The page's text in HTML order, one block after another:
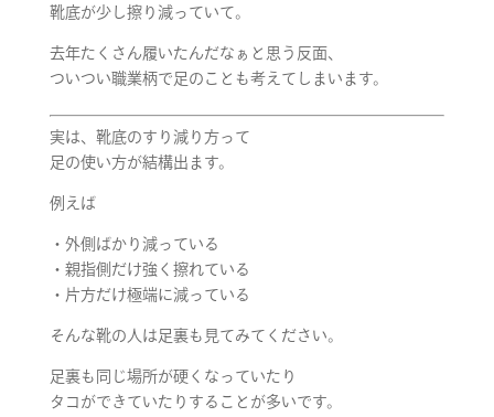
靴底が少し擦り減っていて。
去年たくさん履いたんだなぁと思う反面、
ついつい職業柄で足のことも考えてしまいます。
実は、靴底のすり減り方って
足の使い方が結構出ます。
例えば
・外側ばかり減っている
・親指側だけ強く擦れている
・片方だけ極端に減っている
そんな靴の人は足裏も見てみてください。
足裏も同じ場所が硬くなっていたり
タコができていたりすることが多いです。